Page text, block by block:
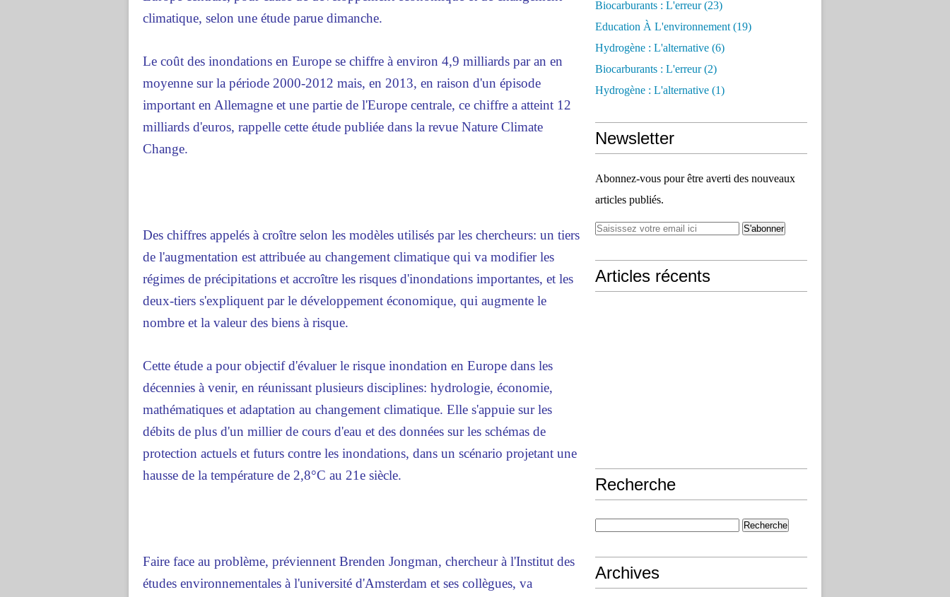
climatique, selon une étude parue dimanche.
Le coût des inondations en Europe se chiffre à environ 4,9 milliards par an en
moyenne sur la période 2000-2012 mais, en 2013, en raison d'un épisode
important en Allemagne et une partie de l'Europe centrale, ce chiffre a atteint 12
milliards d'euros, rappelle cette étude publiée dans la revue Nature Climate
Change.
Des chiffres appelés à croître selon les modèles utilisés par les chercheurs: un tiers
de l'augmentation est attribuée au changement climatique qui va modifier les
régimes de précipitations et accroître les risques d'inondations importantes, et les
deux-tiers s'expliquent par le développement économique, qui augmente le
nombre et la valeur des biens à risque.
Cette étude a pour objectif d'évaluer le risque inondation en Europe dans les
décennies à venir, en réunissant plusieurs disciplines: hydrologie, économie,
mathématiques et adaptation au changement climatique. Elle s'appuie sur les
débits de plus d'un millier de cours d'eau et des données sur les schémas de
protection actuels et futurs contre les inondations, dans un scénario projetant une
hausse de la température de 2,8°C au 21e siècle.
Faire face au problème, préviennent Brenden Jongman, chercheur à l'Institut des
études environnementales à l'université d'Amsterdam et ses collègues, va
Biocarburants : L'erreur(23)
Education À L'environnement (19)
Hydrogène : L'alternative (6)
Biocarburants : L'erreur(2)
Hydrogène : L'alternative (1)
Newsletter
Abonnez-vous pour être averti des nouveaux
articles publiés.
Articles récents
Recherche
Archives